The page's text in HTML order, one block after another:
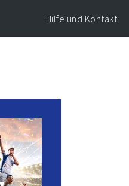
Hilfe und Kontakt